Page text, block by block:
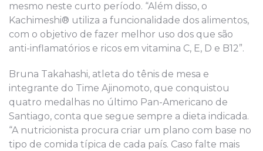
mesmo neste curto período. “Além disso, o
Kachimeshi® utiliza a funcionalidade dos alimentos,
com o objetivo de fazer melhor uso dos que são
anti-inflamatórios e ricos em vitamina C, E, D e B12”.
Bruna Takahashi, atleta do tênis de mesa e
integrante do Time Ajinomoto, que conquistou
quatro medalhas no último Pan-Americano de
Santiago, conta que segue sempre a dieta indicada.
“A nutricionista procura criar um plano com base no
tipo de comida típica de cada país. Caso falte mais